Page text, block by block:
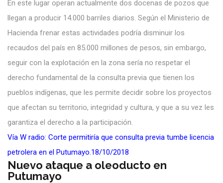
En este lugar operan actualmente dos docenas de pozos que
llegan a producir 14.000 barriles diarios. Según el Ministerio de
Hacienda frenar estas actividades podría disminuir los
recaudos del país en 85.000 millones de pesos, sin embargo,
seguir con la explotación en la zona sería no respetar el
derecho fundamental de la consulta previa que tienen los
pueblos indígenas, que les permite decidir sobre los proyectos
que afectan su territorio, integridad y cultura, y que a su vez les
garantiza el derecho a la participación.
Vía W radio: Corte permitiría que consulta previa tumbe licencia
petrolera en el Putumayo.18/10/2018
Nuevo ataque a oleoducto en
Putumayo